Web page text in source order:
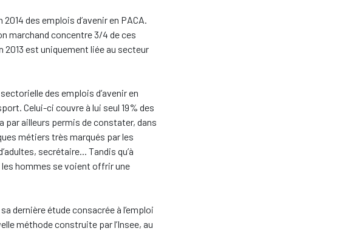
des emplois d’avenir en PACA.
marchand concentre 3/4 de ces
est uniquement liée au secteur
des emplois d’avenir en
Celui-ci couvre à lui seul 19% des
ailleurs permis de constater, dans
métiers très marqués par les
secrétaire... Tandis qu’à
les hommes se voient offrir une
dernière étude consacrée à l’emploi
méthode construite par l’Insee, au